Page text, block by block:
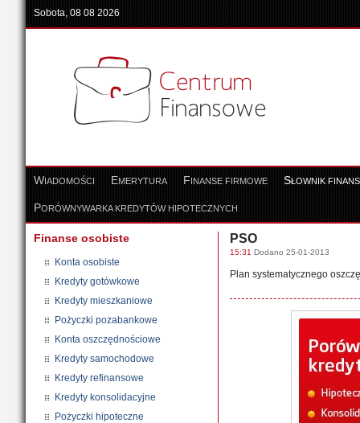
Sobota, 08 08 2026
WIADOMOŚCI EMERYTURA FINANSE FIRMOWE SŁOWNIK
PORÓWNYWARKA KREDYTÓW HIPOTECZNYCH
Finanse osobiste
Konta osobiste
Kredyty gotówkowe
Kredyty mieszkaniowe
Pożyczki pozabankowe
Konta oszczędnościowe
Kredyty samochodowe
Kredyty refinansowe
Kredyty konsolidacyjne
Pożyczki hipoteczne
PSO
15:31 Dodano 25-01-2013
Plan systematycznego